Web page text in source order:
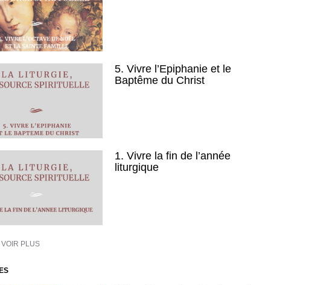
5. Vivre l’Epiphanie et le
Baptême du Christ
1. Vivre la fin de l’année
liturgique
VOIR PLUS